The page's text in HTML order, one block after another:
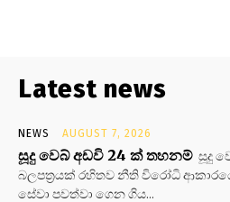
Latest news
NEWS AUGUST 7, 2026
සූදු වෙබ් අඩවි 24 ක් තහනම් සූදු
බලපත්‍රයක් රහිතව නීති විරෝධි
සේවා පවත්වා ගෙන ගිය...